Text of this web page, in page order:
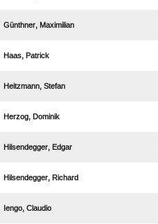
 
 
 
 
 
 
 